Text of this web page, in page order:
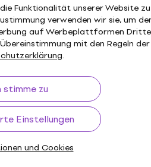
Funktionalität unserer Website zu
verwenden wir sie, um
auf Werbeplattformen
mit den Regeln der
.
stimme zu
Einstellungen
und Cookies